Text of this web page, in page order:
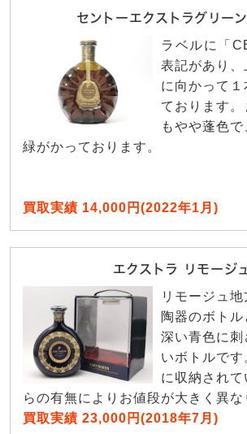
セントーエクストラグリー
ラベルに「
表記があり
に向かって
ております
もやや蓬色
緑がかっております。
買取実績 14,000円(2022年1月)
エクストラ リモージュ
リモージュ地
陶器のボトル
深い青色に刺
いボトルで
に収納され
らの有無によりお値段が大きく異な
買取実績 23,000円(2018年7月)